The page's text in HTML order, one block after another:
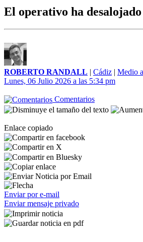
El operativo ha
ROBERTO RANDALL | Cádiz | Medio
Lunes, 06 Julio 2026 a las 5:34 pm
Comentarios
Enlace copiado
Enviar por e-mail
Enviar mensaje privado